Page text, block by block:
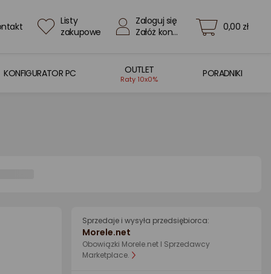
Listy
zakupowe
Zaloguj się
Załóż konto
0,00 zł
KONFIGURATOR PC OUTLET
Raty 10x0%
PORADNIKI
Sprzedaje i wysyła przedsiębiorca:
Morele.net
Obowiązki Morele.net I Sprzedawcy
Marketplace.